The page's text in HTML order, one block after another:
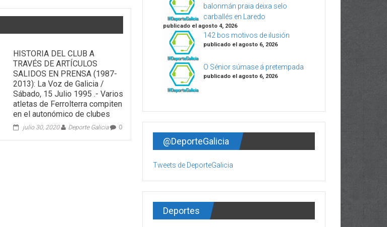
HISTORIA DEL CLUB A
TRAVÉS DE ARTÍCULOS
SALIDOS EN PRENSA (1987-
2013): La Voz de Galicia /
Sábado, 15 Julio 1995 .- Varios
atletas de Ferrolterra compiten
en el autonómico de clubes
julio 30, 2020 Deporte Galicia 0
balonmán praia deixa selo
carballés en Laredo
publicado el agosto 4, 2026
142 bos motivos de ilusión
publicado el agosto 6, 2026
O Sénior súmase á pretempada
publicado el agosto 6, 2026
@DeporteGalicia
Tweets de DeporteGalicia
Deportes